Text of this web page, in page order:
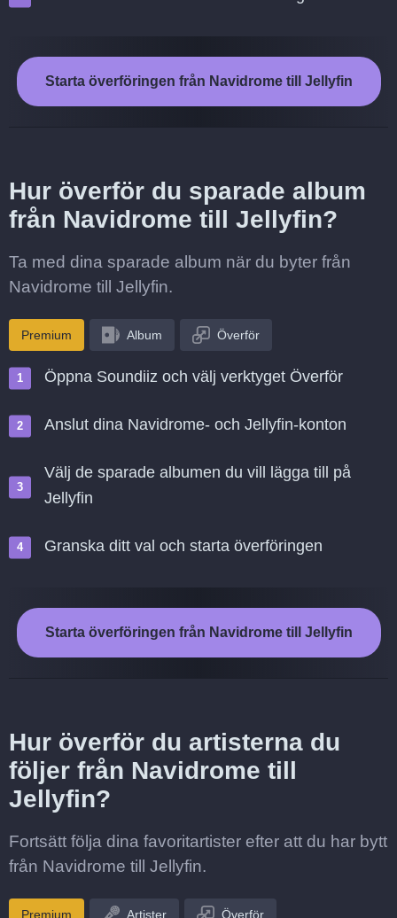
Starta överföringen från Navidrome till Jellyfin
Hur överför du sparade album
från Navidrome till Jellyfin?
Ta med dina sparade album när du byter från
Navidrome till Jellyfin.
Premium Album Överför
Öppna Soundiiz och välj verktyget Överför
Anslut dina Navidrome- och Jellyfin-konton
Välj de sparade albumen du vill lägga till på
Jellyfin
Granska ditt val och starta överföringen
Starta överföringen från Navidrome till Jellyfin
Hur överför du artisterna du
följer från Navidrome till
Jellyfin?
Fortsätt följa dina favoritartister efter att du har bytt
från Navidrome till Jellyfin.
Premium Artister Överför